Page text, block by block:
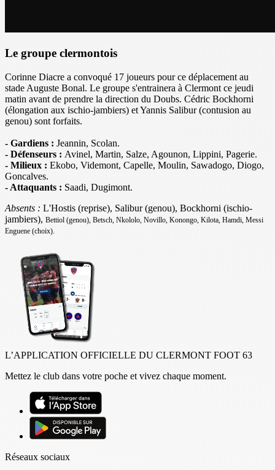
Le groupe clermontois
Corinne Diacre a convoqué 17 joueurs pour ce déplacement au
stade Auguste Bonal. Le groupe s'entrainera à Clermont ce jeudi
matin avant de prendre la direction du Doubs. Cédric Bockhorni
(élongation aux ischio-jambiers) et Yannis Salibur (contusion au
genou) sont forfaits.
- Gardiens : Jeannin, Scolan.
- Défenseurs : Avinel, Martin, Salze, Agounon, Lippini, Pagerie.
- Milieux : Ekobo, Videmont, Capelle, Moulin, Sawadogo, Diogo,
Goncalves.
- Attaquants : Saadi, Dugimont.
Absents : L'Hostis (reprise), Salibur (genou), Bockhorni (ischio-
jambiers), Bettiol (genou), Betsch, Nkololo, Novillo, Konongo, Kilota, Hamdi, Messi
Enguene (choix).
L’APPLICATION OFFICIELLE DU CLERMONT FOOT 63
Mettez le club dans votre poche et vivez chaque moment.
Réseaux sociaux